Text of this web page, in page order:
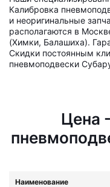
Калибровка
и неоригинальные
располагаются в
(Химки, Балашиха).
Скидки постоянным
пневмоподвески
Цена
Наименование